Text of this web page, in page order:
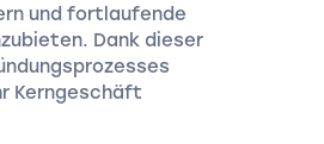
und fortlaufende
Dank dieser
Kerngeschäft